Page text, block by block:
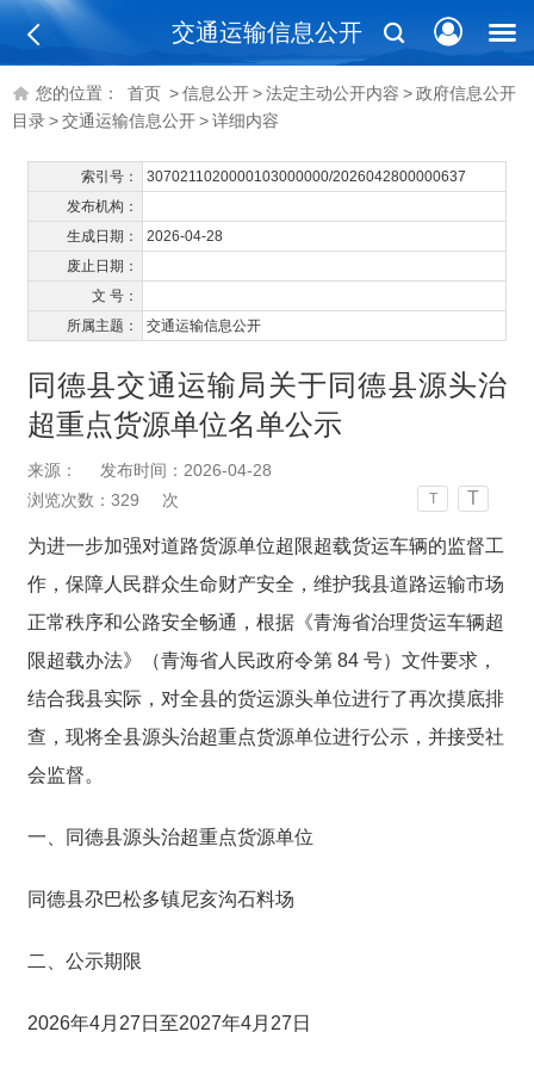
交通运输信息公开
您的位置： 首页 >信息公开>法定主动公开内容 >政府信息公开
目录>交通运输信息公开>详细内容
索引号：
3070211020000103000000/2026042800000637
发布机构：
生成日期：
2026-04-28
废止日期：
文 号：
所属主题：
交通运输信息公开
同德县交通运输局关于同德县源头治
超重点货源单位名单公示
来源：
发布时间：2026-04-28
浏览次数： 329 次 T T
为进一步加强对道路货源单位超限超载货运车辆的监督工
作，保障人民群众生命财产安全，维护我县道路运输市场
正常秩序和公路安全畅通，根据《青海省治理货运车辆超
限超载办法》 （青海省人民政府令第84 号） 文件要求，
结合我县实际，对全县的货运源头单位进行了再次摸底排
查，现将全县源头治超重点货源单位进行公示，并接受社
会监督。
一、同德县源头治超重点货源单位
同德县尕巴松多镇尼亥沟石料场
二、公示期限
2026年4月27日至2027年4月27日